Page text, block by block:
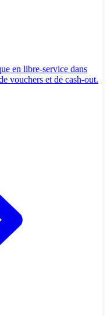
en libre-service dans
vouchers et de cash-out.